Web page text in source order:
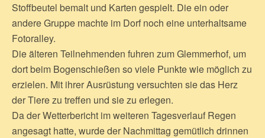
Stoffbeutel bemalt und Karten gespielt. Die ein oder
andere Gruppe machte im Dorf noch eine unterhaltsame
Fotoralley.
Die älteren Teilnehmenden fuhren zum Glemmerhof, um
dort beim Bogenschießen so viele Punkte wie möglich zu
erzielen. Mit ihrer Ausrüstung versuchten sie das Herz
der Tiere zu treffen und sie zu erlegen.
Da der Wetterbericht im weiteren Tagesverlauf Regen
angesagt hatte, wurde der Nachmittag gemütlich drinnen